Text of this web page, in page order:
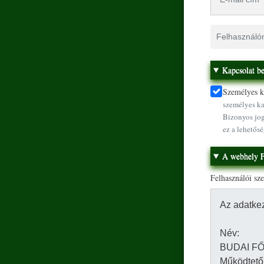
Kapcsolat
Személyes
személyes
Bizonyos
ez a
A webhely
Felhasználói